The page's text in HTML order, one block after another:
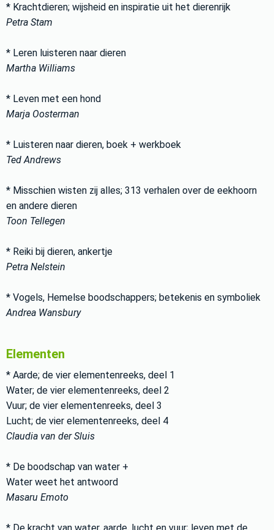
* Krachtdieren; wijsheid en inspiratie uit het dierenrijk
Petra Stam
* Leren luisteren naar dieren
Martha Williams
* Leven met een hond
Marja Oosterman
* Luisteren naar dieren, boek + werkboek
Ted Andrews
* Misschien wisten zij alles; 313 verhalen over de eekhoorn
en andere dieren
Toon Tellegen
* Reiki bij dieren, ankertje
Petra Nelstein
* Vogels, Hemelse boodschappers; betekenis en symboliek
Andrea Wansbury
Elementen
* Aarde; de vier elementenreeks, deel 1
Water; de vier elementenreeks, deel 2
Vuur; de vier elementenreeks, deel 3
Lucht; de vier elementenreeks, deel 4
Claudia van der Sluis
* De boodschap van water +
Water weet het antwoord
Masaru Emoto